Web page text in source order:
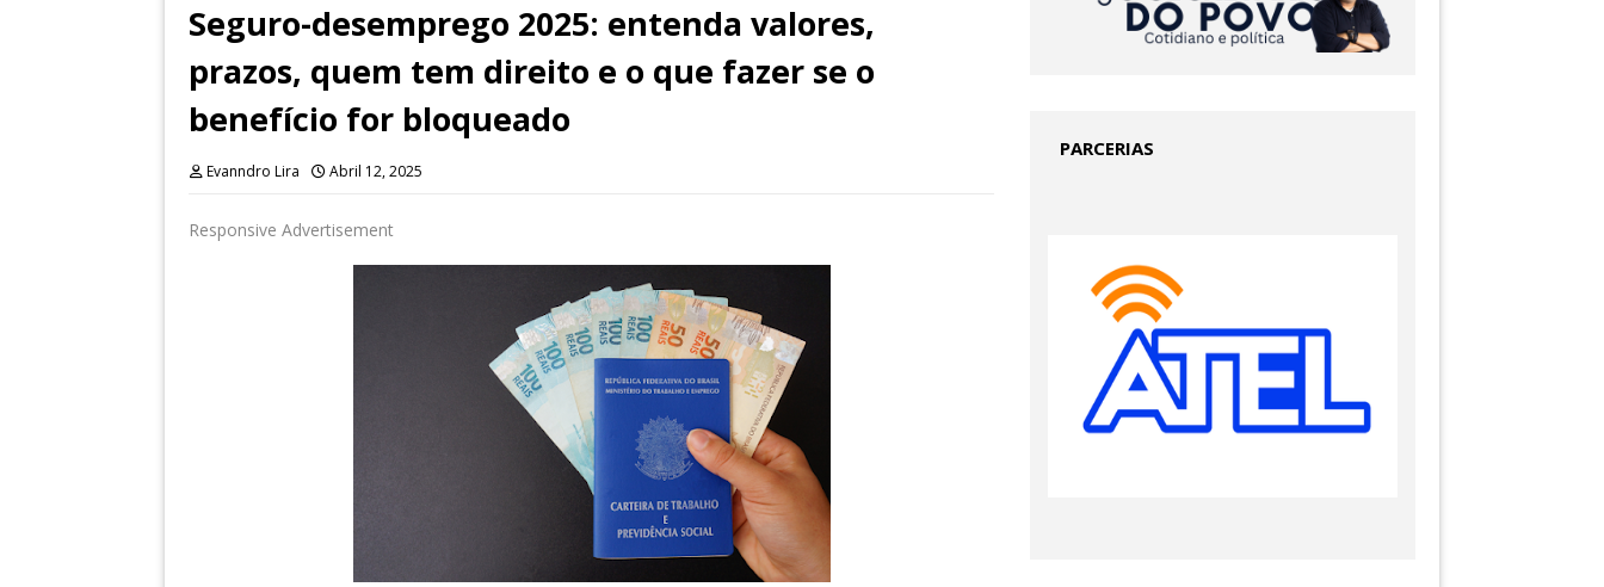
Seguro-desemprego 2025: entenda valores,
prazos, quem tem direito e o que fazer se o
benefício for bloqueado
Evanndro Lira Abril 12, 2025
Responsive Advertisement
PARCERIAS